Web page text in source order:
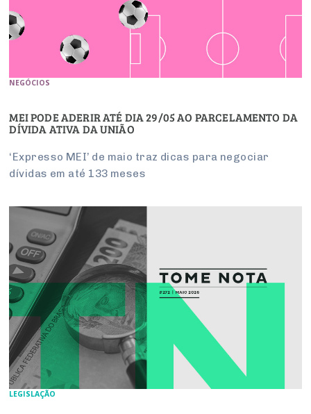
NEGÓCIOS
MEI PODE ADERIR ATÉ DIA 29/05 AO PARCELAMENTO DA
DÍVIDA ATIVA DA UNIÃO
‘Expresso MEI’ de maio traz dicas para negociar
dívidas em até 133 meses
LEGISLAÇÃO